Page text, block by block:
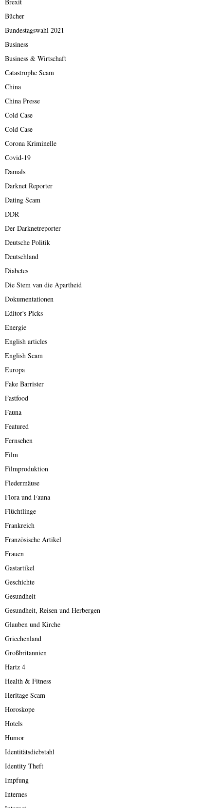
Bücher
Bundestagswahl 2021
Business
Business & Wirtschaft
Catastrophe Scam
China
China Presse
Cold Case
Cold Case
Corona Kriminelle
Covid-19
Damals
Darknet Reporter
Dating Scam
DDR
Der Darknetreporter
Deutsche Politik
Deutschland
Diabetes
Die Stem van die Apartheid
Dokumentationen
Editor's Picks
Energie
English articles
English Scam
Europa
Fake Barrister
Fastfood
Fauna
Featured
Fernsehen
Film
Filmproduktion
Fledermäuse
Flora und Fauna
Flüchtlinge
Frankreich
Französische Artikel
Frauen
Gastartikel
Geschichte
Gesundheit
Gesundheit, Reisen und Herbergen
Glauben und Kirche
Griechenland
Großbritannien
Hartz 4
Health & Fitness
Heritage Scam
Horoskope
Hotels
Humor
Identitätsdiebstahl
Identity Theft
Impfung
Internes